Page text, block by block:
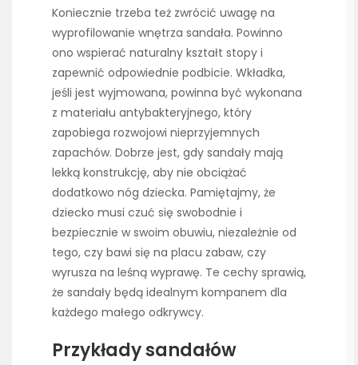
Koniecznie trzeba też zwrócić uwagę na
wyprofilowanie wnętrza sandała. Powinno
ono wspierać naturalny kształt stopy i
zapewnić odpowiednie podbicie. Wkładka,
jeśli jest wyjmowana, powinna być wykonana
z materiału antybakteryjnego, który
zapobiega rozwojowi nieprzyjemnych
zapachów. Dobrze jest, gdy sandały mają
lekką konstrukcję, aby nie obciążać
dodatkowo nóg dziecka. Pamiętajmy, że
dziecko musi czuć się swobodnie i
bezpiecznie w swoim obuwiu, niezależnie od
tego, czy bawi się na placu zabaw, czy
wyrusza na leśną wyprawę. Te cechy sprawią,
że sandały będą idealnym kompanem dla
każdego małego odkrywcy.
Przykłady sandałów